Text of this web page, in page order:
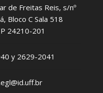
de Freitas Reis, s/nº
Bloco C Sala 518
24210-201
y 2629-2041